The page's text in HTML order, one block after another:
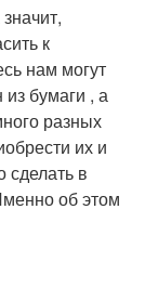
к
нам могут
бумаги , а
разных
их и
сделать в
об этом